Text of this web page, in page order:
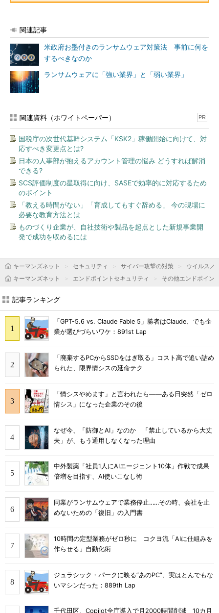
関連記事
米政府お墨付きのランサムウェア対策法 事前に何を
するべきなのか
ランサムウェアに「強い業界」と「弱い業界」
関連資料（ホワイトペーパー） PR
国税庁の次世代基幹システム「KSK2」稼働開始に向けて、対
応すべき変更点とは?
日本の人事部が抱えるアカウント管理の悩み どうすれば解消
できる?
SCS評価制度の星取得に向け、SASEで効率的に対応するため
のポイント
「教える時間がない」「育成してもすぐ辞める」 今の現場に
必要な教育方法とは
ものづくり企業が、自社技術や製品を起点とした新規事業開
発で成功を収めるには
キーマンズネット セキュリティ サイバー攻撃の対策
ウイルス／
キーマンズネット
エンドポイントセキュリティ その他エンドポイン
記事ランキング
「GPT-5.6 vs. Claude Fable 5」勝者はClaude、でも企
業が選びづらいワケ：891st Lap
「廃棄するPCからSSDをはぎ取る」コスト高で追い詰め
られた、限界情シスの延命テク
「情シスやめます」と言われたら――ある日突然「ゼロ
情シス」になった企業のその後
なぜ今、「防御とAI」なのか 「禁止しているから大丈
夫」が、もう通用しなくなった理由
中外製薬「社員1人にAIエージェント10体」作戦で成果
倍増を目指す、AI使いこなし術
同業がランサムウェアで業務停止……その時、会社を止
めないための「復旧」の入門書
10時間の定型業務がゼロ秒に コクヨ流「AIに仕組みを
作らせる」自動化術
ジュラシック・パークに映る“あのPC”、実はとんでもな
いマシンだった：889th Lap
千代田区、Copilot全庁導入で月2000時間削減 10カ月